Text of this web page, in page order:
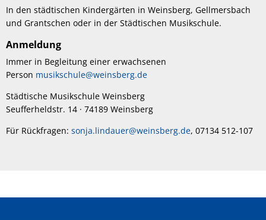
In den städtischen Kindergärten in Weinsberg, Gellmersbach
und Grantschen oder in der Städtischen Musikschule.
Anmeldung
Immer in Begleitung einer erwachsenen
Person musikschule@weinsberg.de
Städtische Musikschule Weinsberg
Seufferheldstr. 14 · 74189 Weinsberg
Für Rückfragen: sonja.lindauer@weinsberg.de, 07134 512-107